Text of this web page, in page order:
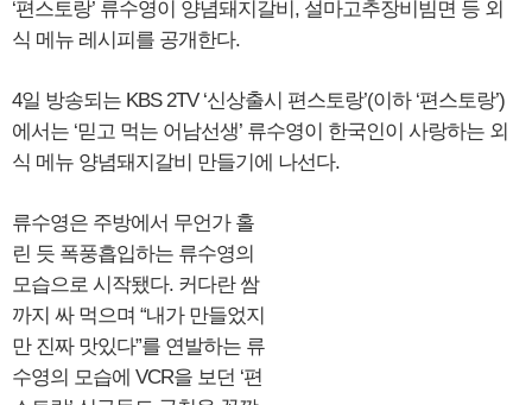
‘편스토랑’ 류수영이 양념돼지갈비, 설마고추장비빔면 등 외
식 메뉴 레시피를 공개한다.
4일 방송되는 KBS 2TV ‘신상출시 편스토랑’(이하 ‘편스토랑’)
에서는 ‘믿고 먹는 어남선생’ 류수영이 한국인이 사랑하는 외
식 메뉴 양념돼지갈비 만들기에 나선다.
류수영은 주방에서 무언가 홀
린 듯 폭풍흡입하는 류수영의
모습으로 시작됐다. 커다란 쌈
까지 싸 먹으며 “내가 만들었지
만 진짜 맛있다”를 연발하는 류
수영의 모습에 VCR을 보던 ‘편